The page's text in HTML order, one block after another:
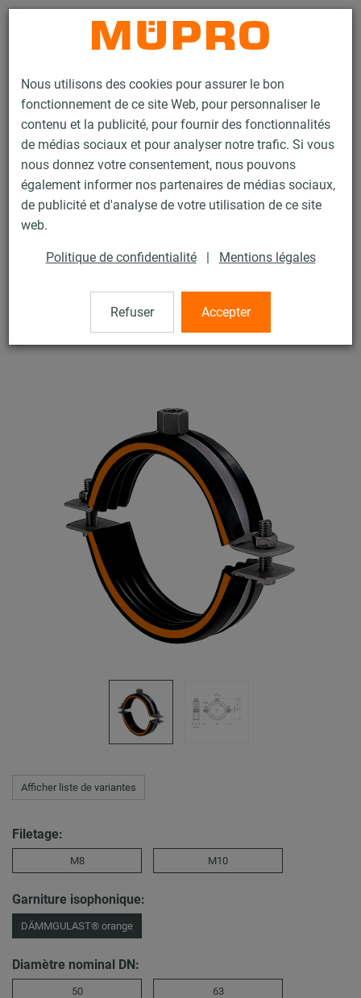
Nous utilisons des cookies pour assurer le bon
fonctionnement de ce site Web, pour personnaliser le
contenu et la publicité, pour fournir des fonctionnalités
de médias sociaux et pour analyser notre trafic. Si vous
nous donnez votre consentement, nous pouvons
également informer nos partenaires de médias sociaux,
de publicité et d'analyse de votre utilisation de ce site
web.
Politique de confidentialité | Mentions légales
Refuser Accepter
Contact
Produits Technique de fixation
Fixation de gaines
Produits en inox pour la fixation de gaines
Collier SPIRO
Collier SPIRO
avec DÄMMGULAST® orange, inox
Afficher liste de variantes
Filetage:
M8 M10
Garniture isophonique:
DÄMMGULAST® orange
Diamètre nominal DN:
50 63